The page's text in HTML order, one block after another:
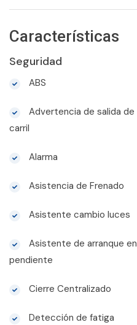
Características
Seguridad
ABS
Advertencia de salida de
carril
Alarma
Asistencia de Frenado
Asistente cambio luces
Asistente de arranque en
pendiente
Cierre Centralizado
Detección de fatiga